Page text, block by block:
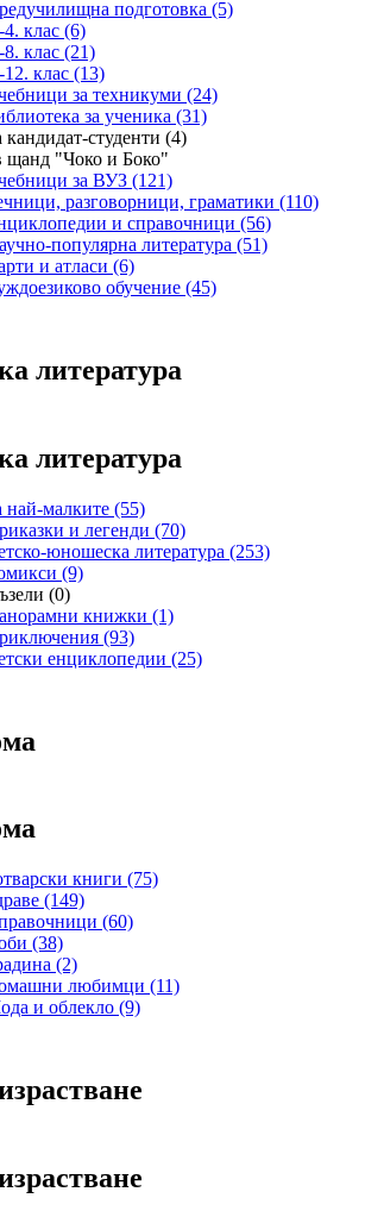
подготовка (5)
4. клас (6)
8. клас (21)
12. клас (13)
за техникуми (24)
за ученика (31)
кандидат-студенти (4)
щанд "Чоко и Боко"
за ВУЗ (121)
разговорници, граматики (110)
и справочници (56)
популярна литература (51)
и атласи (6)
обучение (45)
литература
литература
най-малките (55)
и легенди (70)
юношеска литература (253)
(9)
(0)
книжки (1)
(93)
енциклопедии (25)
книги (75)
(149)
(60)
(38)
(2)
любимци (11)
и облекло (9)